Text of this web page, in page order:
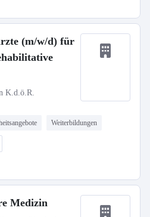
(m/w/d) für
K.d.ö.R.
Weiterbildungen
Medizin